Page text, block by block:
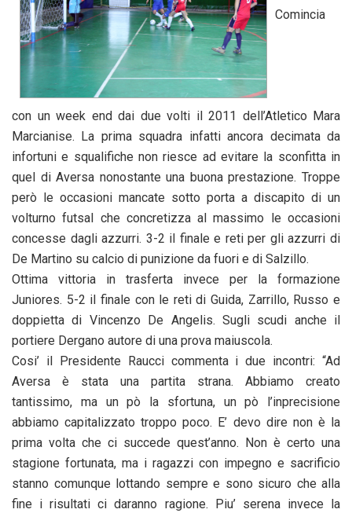
Comincia
con un week end dai due volti il 2011 dell’Atletico Mara
Marcianise. La prima squadra infatti ancora decimata da
infortuni e squalifiche non riesce ad evitare la sconfitta in
quel di Aversa nonostante una buona prestazione. Troppe
però le occasioni mancate sotto porta a discapito di un
volturno futsal che concretizza al massimo le occasioni
concesse dagli azzurri. 3-2 il finale e reti per gli azzurri di
De Martino su calcio di punizione da fuori e di Salzillo.
Ottima vittoria in trasferta invece per la formazione
Juniores. 5-2 il finale con le reti di Guida, Zarrillo, Russo e
doppietta di Vincenzo De Angelis. Sugli scudi anche il
portiere Dergano autore di una prova maiuscola.
Cosi’ il Presidente Raucci commenta i due incontri: “Ad
Aversa è stata una partita strana. Abbiamo creato
tantissimo, ma un pò la sfortuna, un pò l’inprecisione
abbiamo capitalizzato troppo poco. E’ devo dire non è la
prima volta che ci succede quest’anno. Non è certo una
stagione fortunata, ma i ragazzi con impegno e sacrificio
stanno comunque lottando sempre e sono sicuro che alla
fine i risultati ci daranno ragione. Piu’ serena invece la